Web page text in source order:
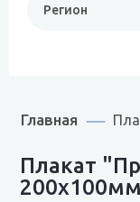
Регион
Главная
Плакат
200х100мм